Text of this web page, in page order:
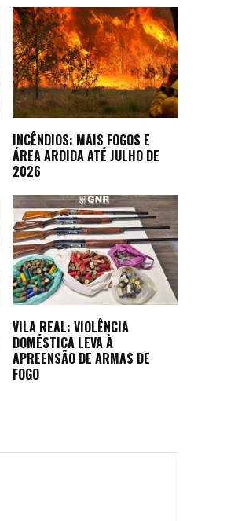
INCÊNDIOS: MAIS FOGOS E
ÁREA ARDIDA ATÉ JULHO DE
2026
VILA REAL: VIOLÊNCIA
DOMÉSTICA LEVA À
APREENSÃO DE ARMAS DE
FOGO